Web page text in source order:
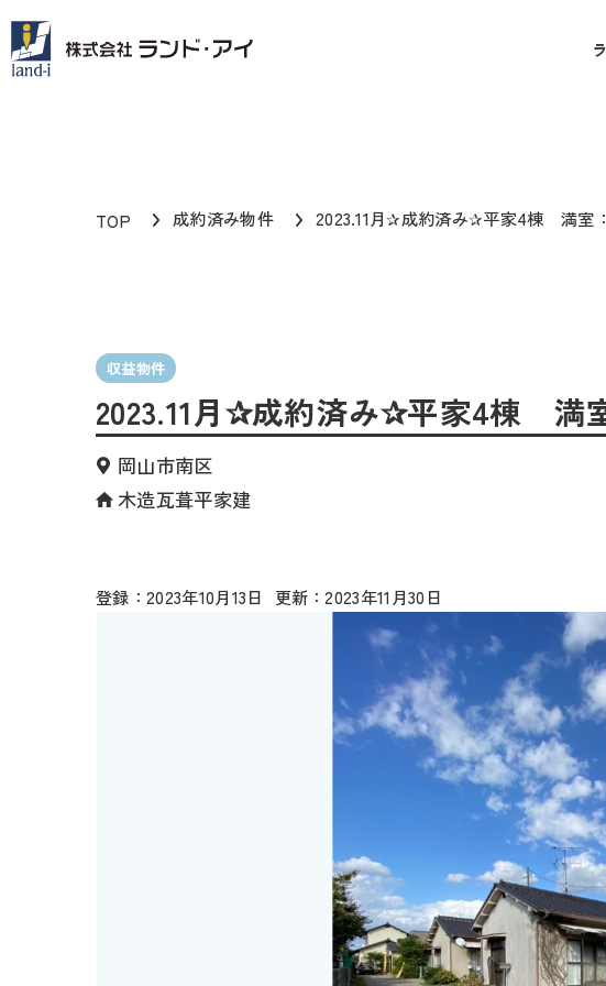
TOP 成約済み物件 2023.11月✰成約済み✰平家4棟 満室
収益物件
2023.11月✰成約済み✰平家4棟 満
岡山市南区
木造瓦葺平家建
2023年10月13日 2023年11月30日